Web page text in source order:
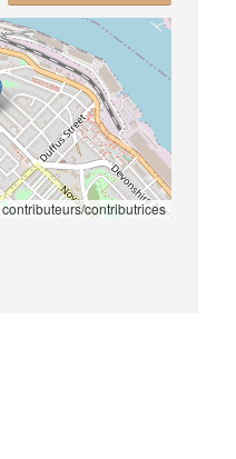
contributeurs/contributrices